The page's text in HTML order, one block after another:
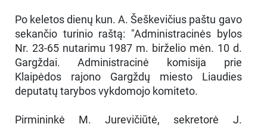
Po keletos dienų kun. A. Šeškevičius paštu gavo
sekančio turinio raštą: "Administracinės bylos
Nr. 23-65 nutarimu 1987 m. birželio mėn. 10 d.
Gargždai. Administracinė komisija prie
Klaipėdos rajono Gargždų miesto Liaudies
deputatų tarybos vykdomojo komiteto.
Pirmininkė M. Jurevičiūtė, sekretorė J.